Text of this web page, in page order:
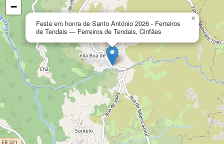
Festa em honra de Santo António 2026 - Ferreiros
de Tendais — Ferreiros de Tendais, Cinfães
×
−